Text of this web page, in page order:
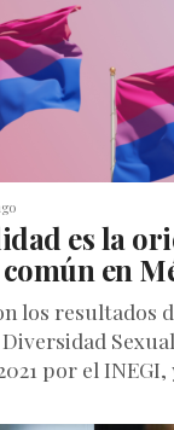
es la
en
los resultados
por el